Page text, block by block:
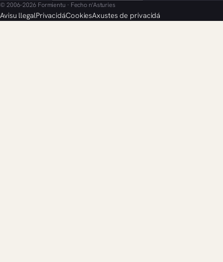
© 2006–2026 Formientu · Fecho n'Asturies
Avisu llegalPrivacidáCookiesAxustes de privacidá